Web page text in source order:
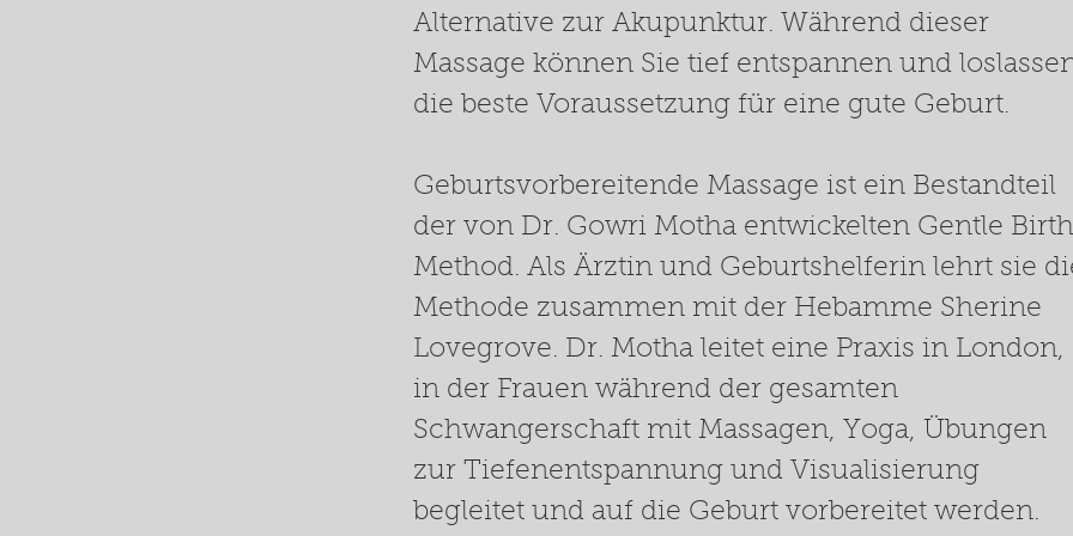
Alternative zur Akupunktur. Während dieser
Massage können Sie tief entspannen und
die beste Voraussetzung für eine gute Geburt.
Geburtsvorbereitende Massage ist ein Bestandteil
der von Dr. Gowri Motha entwickelten Gentle Birth
Method. Als Ärztin und Geburtshelferin lehrt sie
Methode zusammen mit der Hebamme Sherine
Lovegrove. Dr. Motha leitet eine Praxis in London,
in der Frauen während der gesamten
Schwangerschaft mit Massagen, Yoga, Übungen
zur Tiefenentspannung und Visualisierung
begleitet und auf die Geburt vorbereitet werden.